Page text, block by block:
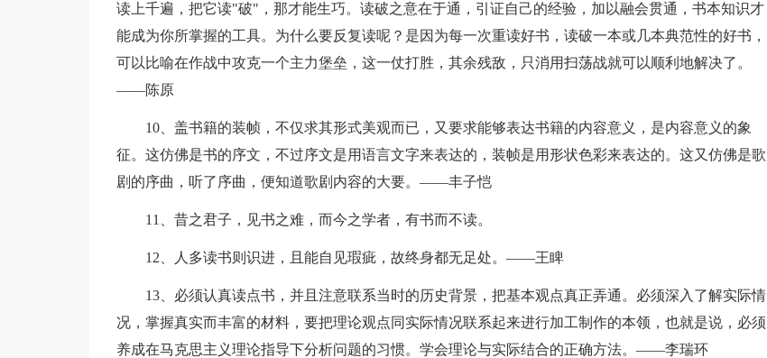
读上千遍，把它读"破"，那才能生巧。读破之意在于通，引证自己的经验，加以融会贯通，书本知识才
能成为你所掌握的工具。为什么要反复读呢？是因为每一次重读好书，读破一本或几本典范性的好书，
可以比喻在作战中攻克一个主力堡垒，这一仗打胜，其余残敌，只消用扫荡战就可以顺利地解决了。
——陈原
10、盖书籍的装帧，不仅求其形式美观而已，又要求能够表达书籍的内容意义，是内容意义的象
征。这仿佛是书的序文，不过序文是用语言文字来表达的，装帧是用形状色彩来表达的。这又仿佛是歌
剧的序曲，听了序曲，便知道歌剧内容的大要。——丰子恺
11、昔之君子，见书之难，而今之学者，有书而不读。
12、人多读书则识进，且能自见瑕疵，故终身都无足处。——王睥
13、必须认真读点书，并且注意联系当时的历史背景，把基本观点真正弄通。必须深入了解实际情
况，掌握真实而丰富的材料，要把理论观点同实际情况联系起来进行加工制作的本领，也就是说，必须
养成在马克思主义理论指导下分析问题的习惯。学会理论与实际结合的正确方法。——李瑞环